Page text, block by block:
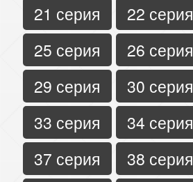
21 серия
22 серия
25 серия
26 серия
29 серия
30 серия
33 серия
34 серия
37 серия
38 серия